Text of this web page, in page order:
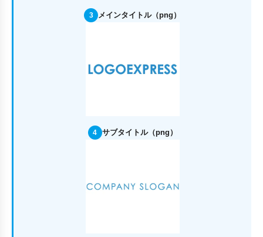
3 メインタイトル（png）
4 サブタイトル（png）